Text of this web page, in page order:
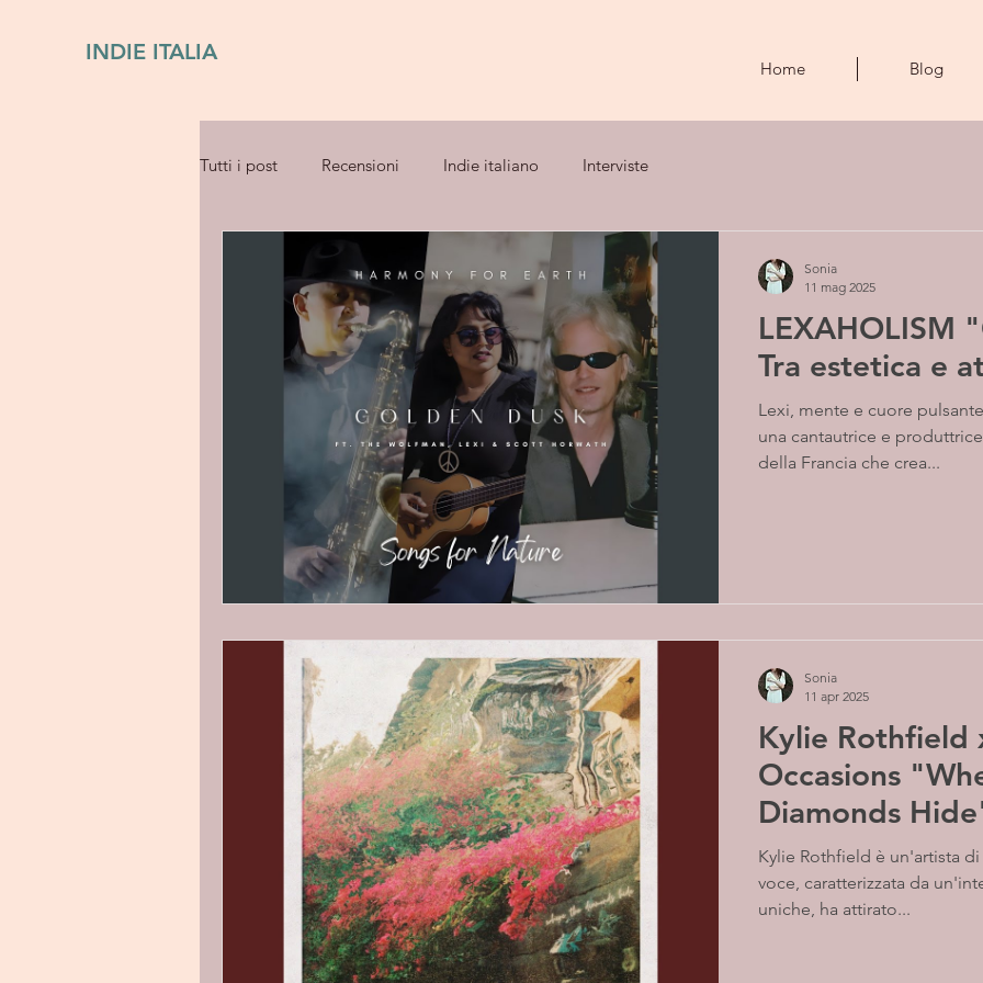
INDIE ITALIA
Home Blog
Tutti i post Recensioni Indie italiano Interviste
LEXAHOLISM
Tra estetica e
Lexi, mente e cuore
una cantautrice e
della Francia che crea...
Sonia
11 mag 2025
Kylie Rothfield
Occasions
Diamonds
percorso
Kylie Rothfield è un'artista di straordinaria caratura. La sua
voce, caratterizzata da
uniche, ha attirato...
Sonia
11 apr 2025